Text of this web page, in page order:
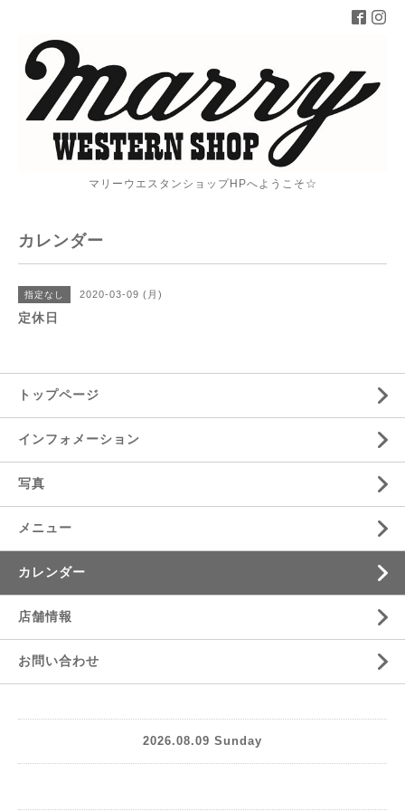
マリーウエスタンショップHPへようこそ☆
カレンダー
指定なし 2020-03-09 (月)
定休日
トップページ
インフォメーション
写真
メニュー
カレンダー
店舗情報
お問い合わせ
2026.08.09 Sunday